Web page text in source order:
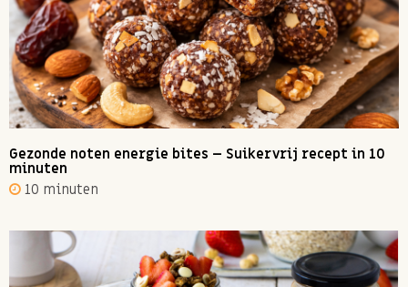
Gezonde noten energie bites – Suikervrij recept in 10
minuten
10 minuten